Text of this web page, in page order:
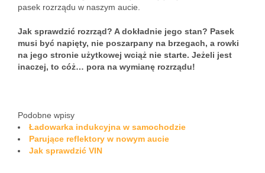
pasek rozrządu w naszym aucie.
Jak sprawdzić rozrząd? A dokładnie jego stan? Pasek
musi być napięty, nie poszarpany na brzegach, a rowki
na jego stronie użytkowej wciąż nie starte. Jeżeli jest
inaczej, to cóż… pora na wymianę rozrządu!
Podobne wpisy
Ładowarka indukcyjna w samochodzie
Parujące reflektory w nowym aucie
Jak sprawdzić VIN